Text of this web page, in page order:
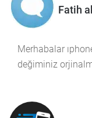
Fatih
Merhabalar
değiminiz